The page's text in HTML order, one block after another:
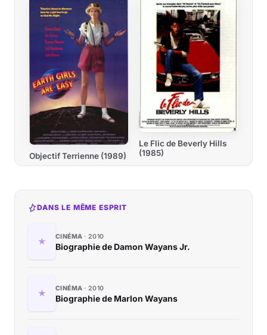
Objectif Terrienne (1989)
Le Flic de Beverly Hills
(1985)
DANS LE MÊME ESPRIT
CINÉMA 2010
Biographie de Damon Wayans Jr.
CINÉMA 2010
Biographie de Marlon Wayans